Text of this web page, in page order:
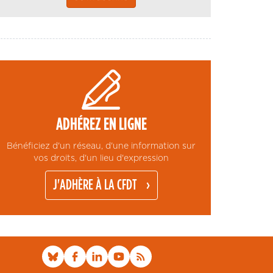
ADHÉREZ EN LIGNE
Bénéficiez d'un réseau, d'une information sur
vos droits, d'un lieu d'expression
J'ADHÈRE À LA CFDT
Personnalisez vos préférences pour contrôler la manière dont